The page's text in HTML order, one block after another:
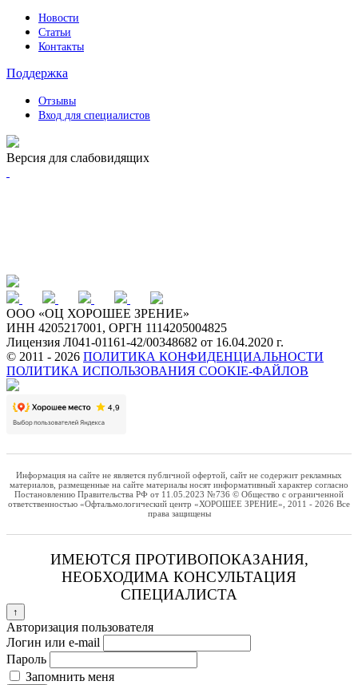
Новости
Статьи
Контакты
Поддержка
Отзывы
Вход для специалистов
Версия для слабовидящих
ООО «ОЦ ХОРОШЕЕ ЗРЕНИЕ»
ИНН 4205217001, ОРГН 1114205004825
Лицензия Л041-01161-42/00348682 от 16.04.2020 г.
© 2011 - 2026 ПОЛИТИКА КОНФИДЕНЦИАЛЬНОСТИ
ПОЛИТИКА ИСПОЛЬЗОВАНИЯ COOKIE-ФАЙЛОВ
Информация на сайте не является публичной офертой, сайт не содержит рекламных
материалов, размещенные на сайте материалы носят информативный характер согласно
Постановлению Правительства РФ от 11.05.2023 №736 © Общество с ограниченной
ответственностью «Офтальмологический центр «ХОРОШЕЕ ЗРЕНИЕ», 2011 - 2026 Все
права защищены
ИМЕЮТСЯ ПРОТИВОПОКАЗАНИЯ,
НЕОБХОДИМА КОНСУЛЬТАЦИЯ
СПЕЦИАЛИСТА
↑
Авторизация пользователя
Логин или e-mail
Пароль
Запомнить меня